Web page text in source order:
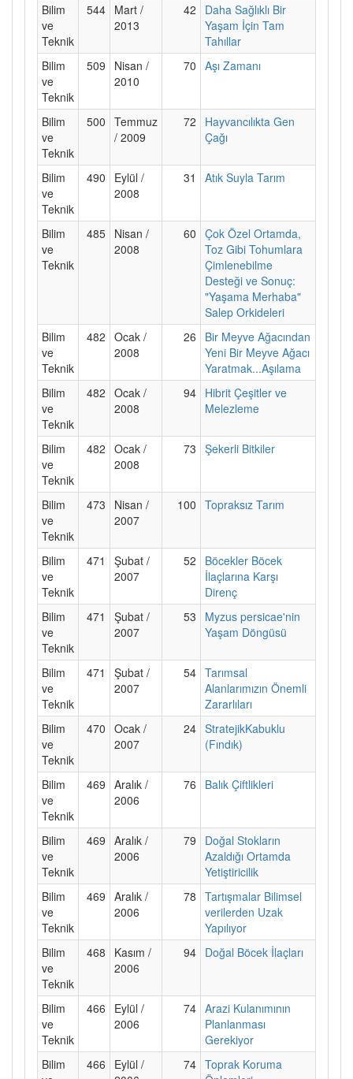
Bilim
ve
Teknik
544 Mart /
2013
42
Daha Sağlıklı Bir
Yaşam İçin Tam
Tahıllar
Bilim
ve
Teknik
509
Nisan /
2010
70 Aşı Zamanı
Bilim
ve
Teknik
500 Temmuz
/ 2009
72
Hayvancılıkta Gen
Çağı
Bilim
ve
Teknik
490
Eylül /
2008
31 Atık Suyla Tarım
Bilim
ve
Teknik
485 Nisan /
2008
60 Çok Özel Ortamda,
Toz Gibi Tohumlara
Çimlenebilme
Desteği ve Sonuç:
"Yaşama Merhaba"
Salep Orkideleri
Bilim
ve
Teknik
482 Ocak /
2008
26
Bir Meyve Ağacından
Yeni Bir Meyve Ağacı
Yaratmak...Aşılama
Bilim
ve
Teknik
482 Ocak /
2008
94 Hibrit Çeşitler ve
Melezleme
Bilim
ve
Teknik
482 Ocak /
2008
73 Şekerli Bitkiler
Bilim
ve
Teknik
473
Nisan /
2007
100 Topraksız Tarım
Bilim
ve
Teknik
471
Şubat /
2007
52
Böcekler Böcek
İlaçlarına Karşı
Direnç
Bilim
ve
Teknik
471
Şubat /
2007
53
Myzus persicae'nin
Yaşam Döngüsü
Bilim
ve
Teknik
471
Şubat /
2007
54 Tarımsal
Alanlarımızın Önemli
Zararlıları
Bilim
ve
Teknik
470 Ocak /
2007
24 StratejikKabuklu
(Fındık)
Bilim
ve
Teknik
469 Aralık /
2006
76 Balık Çiftlikleri
Bilim
ve
Teknik
469 Aralık /
2006
79
Doğal Stokların
Azaldığı Ortamda
Yetiştiricilik
Bilim
ve
Teknik
469 Aralık /
2006
78 Tartışmalar Bilimsel
verilerden Uzak
Yapılıyor
Bilim
ve
Teknik
468
Kasım /
2006
94 Doğal Böcek İlaçları
Bilim
ve
Teknik
466
Eylül /
2006
74 Arazi Kulanımının
Planlanması
Gerekiyor
Bilim
466
Eylül /
74 Toprak Koruma